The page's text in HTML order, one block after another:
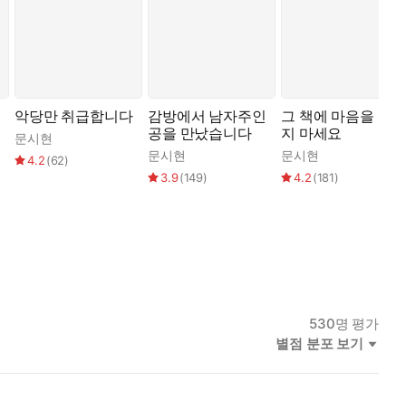
악당만 취급합니다
문시현
4.2(62)
감방에서 남자주인
공을 만났습니다
문시현
3.9(149)
그 책에 마음을 주
지 마세요
문시현
4.2(181)
530명 평가
별점 분포 보기